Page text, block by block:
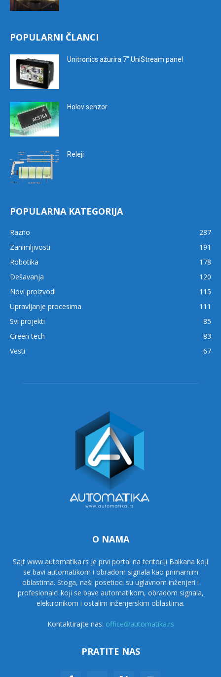
POPULARNI ČLANCI
Unitronics ažurira 7″ UniStream panel
Holov senzor
Releji
POPULARNA KATEGORIJA
Razno
287
Zanimljivosti
191
Robotika
178
Dešavanja
120
Novi proizvodi
115
Upravljanje procesima
111
Svi projekti
85
Green tech
83
Vesti
67
O NAMA
Sajt www.automatika.rs je prvi portal na teritoriji Balkana koji
se bavi automatikom i obradom signala kao primarnim
oblastima. Stoga, naši posetioci su uglavnom inženjeri i
profesionalci koji se bave automatikom, obradom signala,
elektronikom i ostalim inženjerskim oblastima.
Kontaktirajte nas: office@automatika.rs
PRATITE NAS